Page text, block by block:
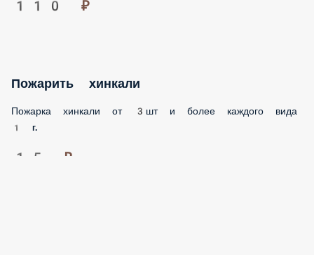
Пожарить хинкали
Пожарка хинкали от 3шт и более каждого
вида
1 г.